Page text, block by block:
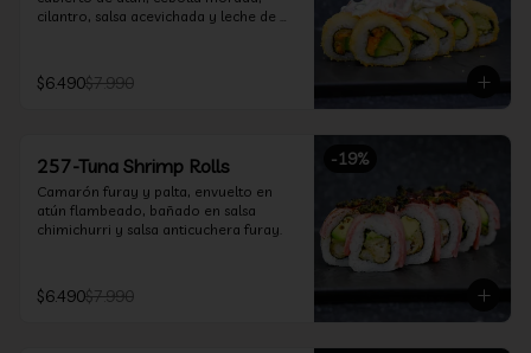
cilantro, salsa acevichada y leche de
$6.490$7.990
-19%
257-Tuna Shrimp Rolls
Camarón furay y palta, envuelto en
atún flambeado, bañado en salsa
chimichurri y salsa anticuchera furay.
$6.490$7.990